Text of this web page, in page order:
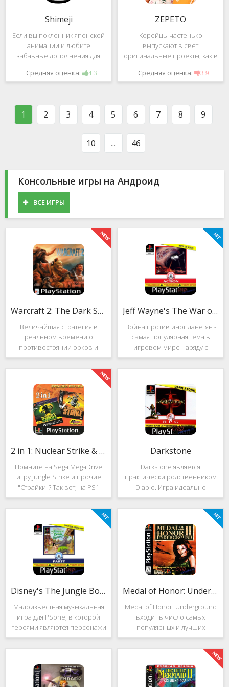
Shimeji
Если вы поклонник японской
анимации и любите
забавные дополнения для
своего смартфона, обратите
внимание на Shimeji -
устройства милыми
персонажами в
Средняя оценка: 4.3
ZEPETO
Корейцы частенько
выпускают в свет
оригинальные проекты, как в
сфере игр, так и приложений.
Так, ZEPETO стремительно
Южной Кореи, не смотря на
Средняя оценка: 3.9
1 2 3 4 5 6 7 8 9
10 ... 46
Консольные игры на Андроид
ВСЕ ИГРЫ
Warcraft 2: The Dark Saga
Величайшая стратегия в
реальном времени о
противостоянии орков и
людей. Warcraft 2: The Dark
Saga рассказывает
классическую историю, в
которой идёт битва за
королевство Азерот в мире
Средневековья с
Jeff Wayne's The War of the Worlds
Война против инопланетян -
самая популярная тема в
игровом мире наряду с
войнами против
террористов и зомби. Здесь
народы объединяются в
борьбе с врагом, Земля
рушится, но
2 in 1: Nuclear Strike & Soviet Strike
Помните на Sega MegaDrive
игру Jungle Strike и прочие
"Страйки"? Так вот, на PS1
данная серия продолжила
своё существование. Вышло
ещё 2 "Страйка", где мы всё
так же управляем вертолётом
и уничтожаем
Darkstone
Darkstone является
практически родственником
Diablo. Игра идеально
подойдёт для тех, кто ищет
альтернативу последнему.
Несмотря на то, что эти 2
игры создавались разными
людьми, Darkstone имеет
общие
Disney's The Jungle Book: Groove Party
Малоизвестная музыкальная
игра для PSone, в которой
героями являются персонажи
"Книги джунглей". Это не
платформер и не Action.
оригинален. Перед стартом
вы будете выбирать песню.
Medal of Honor: Underground
Medal of Honor: Underground
входит в число самых
популярных и лучших
шутеров от первого лица для
Sony Playstation. Эта игра
посвящена Второй мировой
войне. Вы будете играть за
девушку Менон. Являясь